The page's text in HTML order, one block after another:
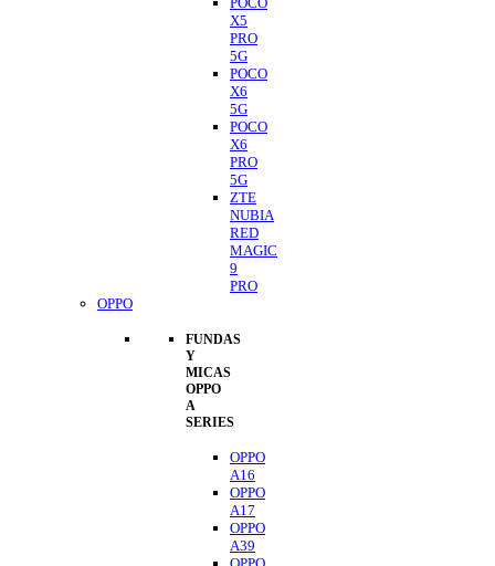
X5
PRO
5G
POCO
X6
5G
POCO
X6
PRO
5G
ZTE
NUBIA
RED
MAGIC
9
PRO
OPPO
FUNDAS
Y
MICAS
OPPO
A
SERIES
OPPO
A16
OPPO
A17
OPPO
A39